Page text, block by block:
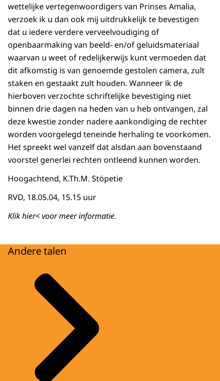
wettelijke vertegenwoordigers van Prinses Amalia,
verzoek ik u dan ook mij uitdrukkelijk te bevestigen
dat u iedere verdere verveelvoudiging of
openbaarmaking van beeld- en/of geluidsmateriaal
waarvan u weet of redelijkerwijs kunt vermoeden dat
dit afkomstig is van genoemde gestolen camera, zult
staken en gestaakt zult houden. Wanneer ik de
hierboven verzochte schriftelijke bevestiging niet
binnen drie dagen na heden van u heb ontvangen, zal
deze kwestie zonder nadere aankondiging de rechter
worden voorgelegd teneinde herhaling te voorkomen.
Het spreekt wel vanzelf dat alsdan aan bovenstaand
voorstel generlei rechten ontleend kunnen worden.
Hoogachtend, K.Th.M. Stöpetie
RVD, 18.05.04, 15.15 uur
Klik hier< voor meer informatie.
Andere talen